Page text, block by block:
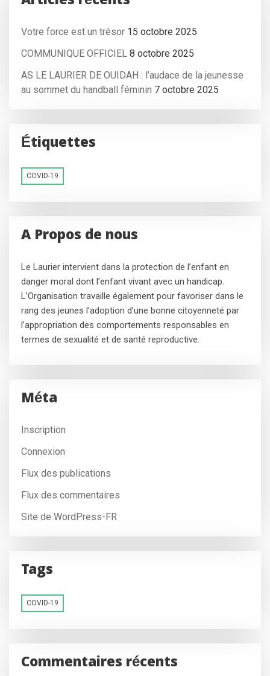
Votre force est un trésor 15 octobre 2025
COMMUNIQUE OFFICIEL 8 octobre 2025
AS LE LAURIER DE OUIDAH : l’audace de la jeunesse
au sommet du handball féminin 7 octobre 2025
Étiquettes
COVID-19
A Propos de nous
Le Laurier intervient dans la protection de l’enfant en
danger moral dont l’enfant vivant avec un handicap.
L’Organisation travaille également pour favoriser dans le
rang des jeunes l’adoption d’une bonne citoyenneté par
l’appropriation des comportements responsables en
termes de sexualité et de santé reproductive.
Méta
Inscription
Connexion
Flux des publications
Flux des commentaires
Site de WordPress-FR
Tags
COVID-19
Commentaires récents